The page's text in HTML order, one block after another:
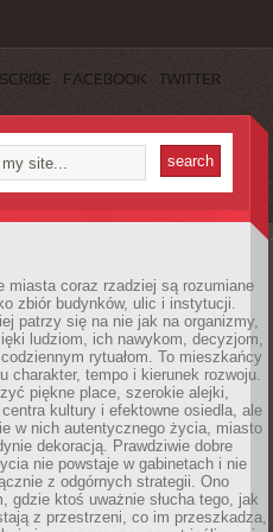
FACEBOOK TWITTER
miasta coraz rzadziej są rozumiane
zbiór budynków, ulic i instytucji.
patrzy się na nie jak na organizmy,
ludziom, ich nawykom, decyzjom,
rytuałom. To mieszkańcy
charakter, tempo i kierunek rozwoju.
piękne place, szerokie alejki,
kultury i efektowne osiedla, ale
w nich autentycznego życia, miasto
dekoracją. Prawdziwie dobre
nie powstaje w gabinetach i nie
z odgórnych strategii. Ono
gdzie ktoś uważnie słucha tego, jak
z przestrzeni, co im przeszkadza,